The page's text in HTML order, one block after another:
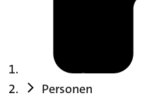
Personen